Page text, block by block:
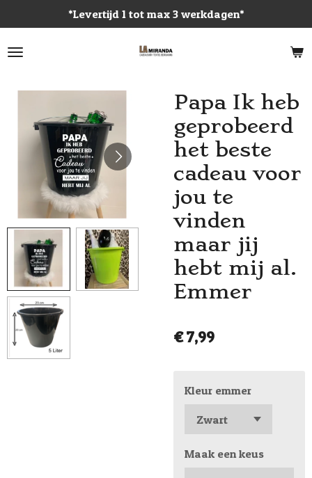
direct
naar
*Levertijd 1 tot max 3 werkdagen*
Papa Ik heb
geprobeerd
het beste
cadeau voor
jou te
vinden
maar jij
hebt mij al.
Emmer
€ 7,99
Kleur emmer
Maak een keus